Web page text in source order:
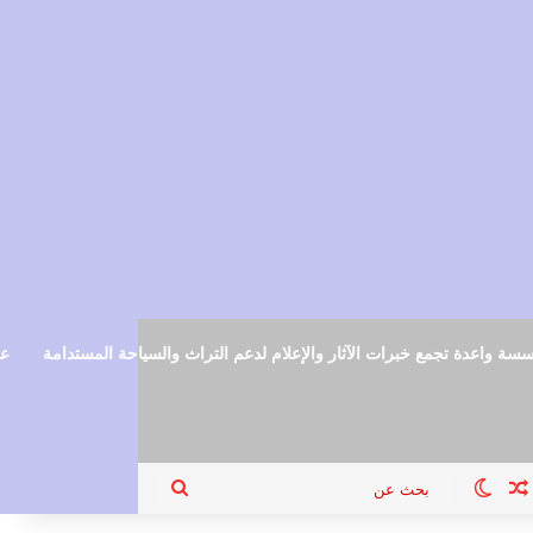
واعدة تجمع خبرات الآثار والإعلام لدعم التراث والسياحة المستدامة
الدخول
مقال عشوائي
الوضع المظلم
بحث